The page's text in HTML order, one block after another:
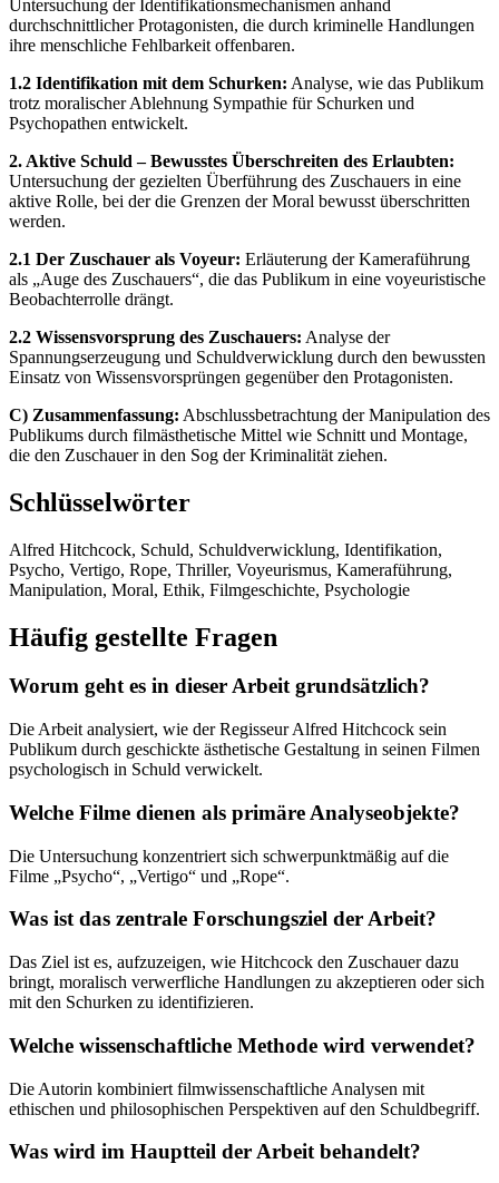
Untersuchung der Identifikationsmechanismen anhand
durchschnittlicher Protagonisten, die durch kriminelle Handlungen
ihre menschliche Fehlbarkeit offenbaren.
1.2 Identifikation mit dem Schurken: Analyse, wie das Publikum
trotz moralischer Ablehnung Sympathie für Schurken und
Psychopathen entwickelt.
2. Aktive Schuld – Bewusstes Überschreiten des Erlaubten:
Untersuchung der gezielten Überführung des Zuschauers in eine
aktive Rolle, bei der die Grenzen der Moral bewusst überschritten
werden.
2.1 Der Zuschauer als Voyeur: Erläuterung der Kameraführung
als „Auge des Zuschauers“, die das Publikum in eine voyeuristische
Beobachterrolle drängt.
2.2 Wissensvorsprung des Zuschauers: Analyse der
Spannungserzeugung und Schuldverwicklung durch den bewussten
Einsatz von Wissensvorsprüngen gegenüber den Protagonisten.
C) Zusammenfassung: Abschlussbetrachtung der Manipulation des
Publikums durch filmästhetische Mittel wie Schnitt und Montage,
die den Zuschauer in den Sog der Kriminalität ziehen.
Schlüsselwörter
Alfred Hitchcock, Schuld, Schuldverwicklung, Identifikation,
Psycho, Vertigo, Rope, Thriller, Voyeurismus, Kameraführung,
Manipulation, Moral, Ethik, Filmgeschichte, Psychologie
Häufig gestellte Fragen
Worum geht es in dieser Arbeit grundsätzlich?
Die Arbeit analysiert, wie der Regisseur Alfred Hitchcock sein
Publikum durch geschickte ästhetische Gestaltung in seinen Filmen
psychologisch in Schuld verwickelt.
Welche Filme dienen als primäre Analyseobjekte?
Die Untersuchung konzentriert sich schwerpunktmäßig auf die
Filme „Psycho“, „Vertigo“ und „Rope“.
Was ist das zentrale Forschungsziel der Arbeit?
Das Ziel ist es, aufzuzeigen, wie Hitchcock den Zuschauer dazu
bringt, moralisch verwerfliche Handlungen zu akzeptieren oder sich
mit den Schurken zu identifizieren.
Welche wissenschaftliche Methode wird verwendet?
Die Autorin kombiniert filmwissenschaftliche Analysen mit
ethischen und philosophischen Perspektiven auf den Schuldbegriff.
Was wird im Hauptteil der Arbeit behandelt?